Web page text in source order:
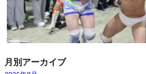
月別アーカイブ